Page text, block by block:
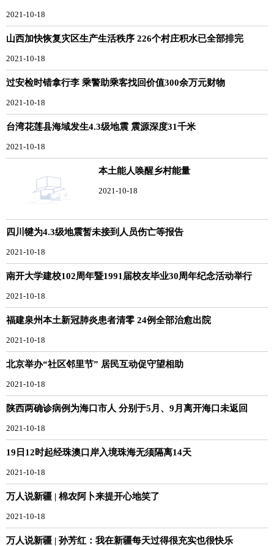
2021-10-18
山西加快恢复灾区生产生活秩序 226个村庄积水已全部排完
2021-10-18
过安检时错拿行李 乘警助乘客找回价值300余万元财物
2021-10-18
台湾花莲县海域发生4.3级地震 震源深度31千米
2021-10-18
本土能人唤醒乡村能量
2021-10-18
四川犍为4.3级地震暂未接到人员伤亡等报告
2021-10-18
南开大学建校102周年暨1991届校友毕业30周年纪念活动举行
2021-10-18
福建泉州本土新冠肺炎患者清零 24例全部治愈出院
2021-10-18
北京举办“社区邻里节” 居民互动促守望相助
2021-10-18
陕西两确诊病例为海口市人 分别于5月、9月离开海口未返回
2021-10-18
19日12时起经珠澳口岸入境珠海无须隔离14天
2021-10-18
万人说新疆 | 棉农阿卜来提开心地笑了
2021-10-18
万人说新疆 | 孙芳红：我在新疆每天过得很充实也很快乐